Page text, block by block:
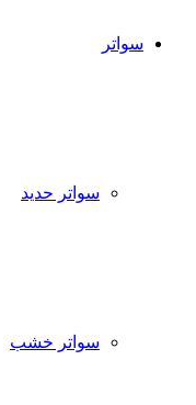
سواتر
سواتر حديد
سواتر خشب